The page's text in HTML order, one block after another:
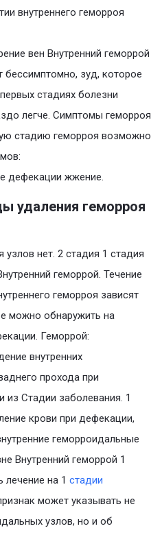
внутреннего геморроя
вен Внутренний геморрой
бессимптомно, зуд, которое
стадиях болезни
легче. Симптомы геморроя
стадию геморроя возможно
дефекации жжение.
удаления геморроя
нет. 2 стадия 1 стадия
геморрой. Течение
геморроя зависят
можно обнаружить на
Геморрой:
внутренних
прохода при
Стадии заболевания. 1
крови при дефекации,
геморроидальные
Внутренний геморрой 1
лечение на 1 стадии
может указывать не
узлов, но и об